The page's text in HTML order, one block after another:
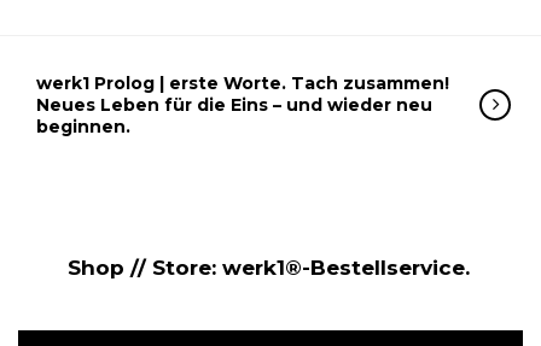
werk1 Prolog | erste Worte. Tach zusammen!
Neues Leben für die Eins – und wieder neu
beginnen.
Shop // Store: werk1®-Bestellservice.